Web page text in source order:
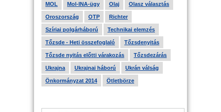
MOL Mol-INA-ügy Olaj Olasz választás
Oroszország OTP Richter
Szíriai polgárháború Technikai elemzés
Tőzsde - Heti összefoglaló Tőzsdenyitás
Tőzsde nyitás előtti várakozás Tőzsdezárás
Ukrajna Ukrajnai háború Ukrán válság
Önkormányzat 2014 Ötletbörze